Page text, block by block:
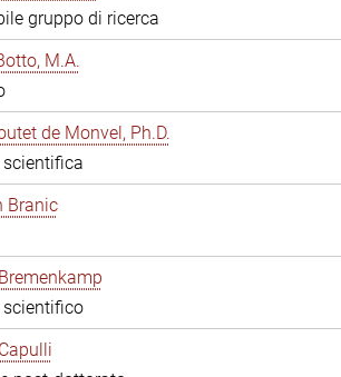
gruppo di ricerca
M.A.
de Monvel, Ph.D.
Branic